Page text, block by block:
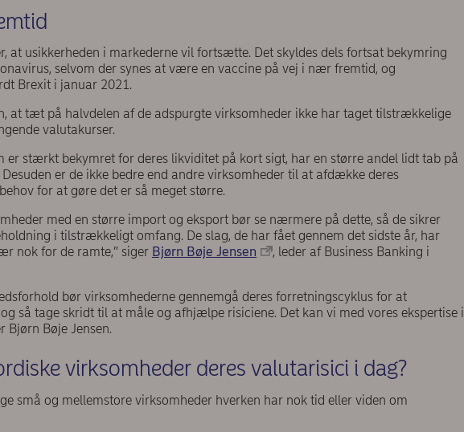
at usikkerheden i markederne vil fortsætte. Det skyldes dels fortsat bekymring
selvom der synes at være en vaccine på vej i nær fremtid, og
Brexit i januar 2021.
at tæt på halvdelen af de adspurgte virksomheder ikke har taget tilstrækkelige
valutakurser.
er stærkt bekymret for deres likviditet på kort sigt, har en større andel lidt tab på
er de ikke bedre end andre virksomheder til at afdække deres
for at gøre det er så meget større.
med en større import og eksport bør se nærmere på dette, så de sikrer
i tilstrækkeligt omfang. De slag, de har fået gennem det sidste år, har
nok for de ramte,” siger Bjørn Bøje Jensen
, leder af Business Banking i
bør virksomhederne gennemgå deres forretningscyklus for at
så tage skridt til at måle og afhjælpe risiciene. Det kan vi med vores ekspertise i
Bjørn Bøje Jensen.
virksomheder deres valutarisici i dag?
små og mellemstore virksomheder hverken har nok tid eller viden om